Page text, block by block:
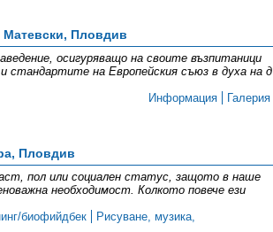
Пловдив
осигуряващо на своите възпитаници
стандартите на Европейския съюз в духа на д
Информация
Галерия
Пловдив
пол или социален статус, защото в наше
необходимост. Колкото повече ези
биофийдбек
Рисуване, музика,